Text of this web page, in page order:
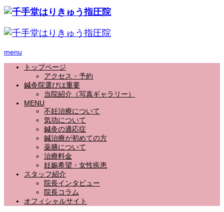
menu
トップページ
アクセス・予約
鍼灸院選びは重要
当院紹介（写真ギャラリー）
MENU
不妊治療について
気功について
鍼灸の適応症
鍼治療が初めての方
薬膳について
治療料金
妊娠希望・女性疾患
スタッフ紹介
院長インタビュー
院長コラム
オフィシャルサイト